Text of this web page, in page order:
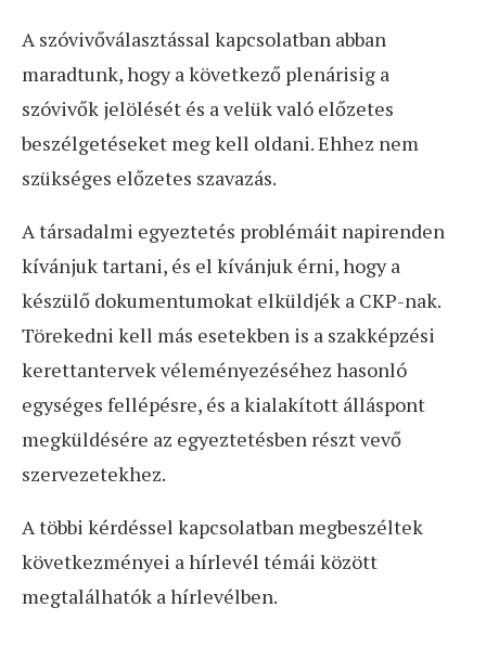
A szóvivőválasztással kapcsolatban abban
maradtunk, hogy a következő plenárisig a
szóvivők jelölését és a velük való előzetes
beszélgetéseket meg kell oldani. Ehhez nem
szükséges előzetes szavazás.
A társadalmi egyeztetés problémáit napirenden
kívánjuk tartani, és el kívánjuk érni, hogy a
készülő dokumentumokat elküldjék a CKP-nak.
Törekedni kell más esetekben is a szakképzési
kerettantervek véleményezéséhez hasonló
egységes fellépésre, és a kialakított álláspont
megküldésére az egyeztetésben részt vevő
szervezetekhez.
A többi kérdéssel kapcsolatban megbeszéltek
következményei a hírlevél témái között
megtalálhatók a hírlevélben.